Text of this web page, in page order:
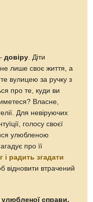
довіру. Діти
лише своє життя, а
вулицею за ручку з
про те, куди ви
Власне,
Для невіруючих
голосу своєї
улюбленою
про її
і радить згадати
відновити втрачений
улюбленої справи,